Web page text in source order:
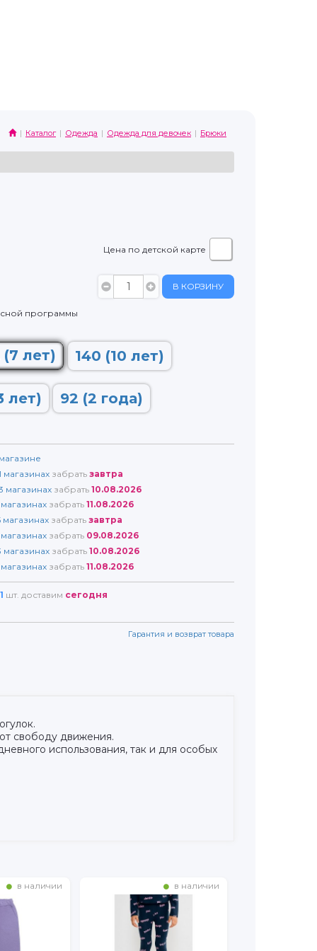
Каталог Одежда Одежда для девочек Брюки
Цена по детской карте
В КОРЗИНУ
программы
(7 лет) 140 (10 лет)
лет) 92 (2 года)
магазине
магазинах забрать завтра
магазинах забрать 10.08.2026
магазинах забрать 11.08.2026
магазинах забрать завтра
магазинах забрать 09.08.2026
магазинах забрать 10.08.2026
магазинах забрать 11.08.2026
1 шт. доставим сегодня
Гарантия и возврат товара
свободу движения.
использования, так и для особых
в наличии в наличии